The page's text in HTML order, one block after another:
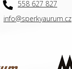
558 627 827
info@sperkyaurum.cz